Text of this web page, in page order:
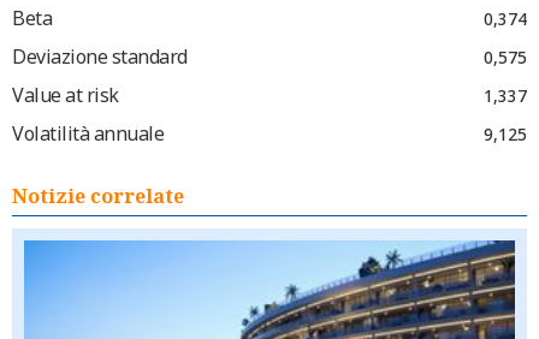
Beta
0,374
Deviazione standard 0,575
Value at risk 1,337
Volatilità annuale 9,125
Notizie correlate